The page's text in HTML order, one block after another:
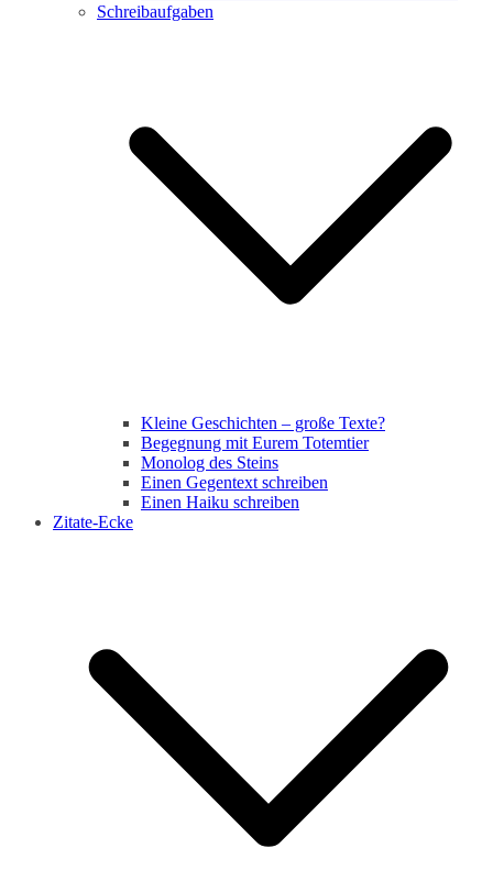
Schreibaufgaben
Kleine Geschichten – große Texte?
Begegnung mit Eurem Totemtier
Monolog des Steins
Einen Gegentext schreiben
Einen Haiku schreiben
Zitate-Ecke